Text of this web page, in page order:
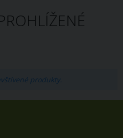
produkty.